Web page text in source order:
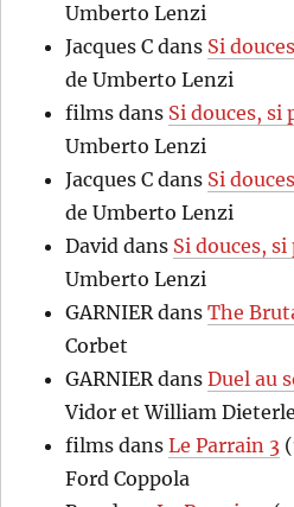
Umberto Lenzi
Jacques C dans Si
de Umberto Lenzi
films dans Si douces, si
Umberto Lenzi
Jacques C dans Si
de Umberto Lenzi
David dans Si douces, si
Umberto Lenzi
GARNIERdansThe
Corbet
GARNIERdansDuel au
Vidor et William Dieterle
films dansLe Parrain 3
Ford Coppola